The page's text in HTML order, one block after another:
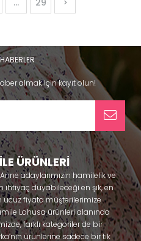
... 29 >
almak için kayıt olun!
ÜRÜNLERİ
adaylarımızın hamilelik ve
ihtiyaç duyabileceği en şık, en
ucuz fiyata müşterilerimize
Lohusa ürünleri alanında
farklı kategoriler de bir
ürünlerine sadece bir tık